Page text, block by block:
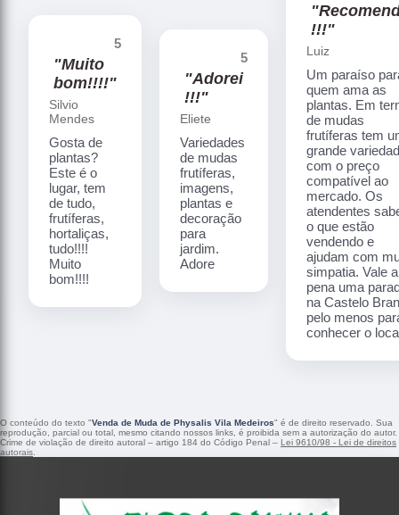
5
"Muito
bom!!!!"
Silvio
Mendes
Gosta de
plantas?
Este é o
lugar, tem
de tudo,
frutíferas,
hortaliças,
tudo!!!!
Muito
bom!!!!
5
"Adorei
!!!"
Eliete
Variedades
de mudas
frutíferas,
imagens,
plantas e
decoração
para
jardim.
Adore
!!!"
Luiz
Um paraíso
quem ama as
plantas. Em
de mudas
frutíferas tem
grande
com o preço
compatível ao
mercado. Os
atendentes
o que estão
vendendo e
ajudam com
simpatia. Vale a
pena uma
na Castelo
pelo menos
conhecer o
O conteúdo do texto "Venda de Muda de Physalis Vila Medeiros" é de direito reservado. Sua
reprodução, parcial ou total, mesmo citando nossos links, é proibida sem a autorização do autor.
Crime de violação de direito autoral – artigo 184 do Código Penal – Lei 9610/98 - Lei de direitos
autorais